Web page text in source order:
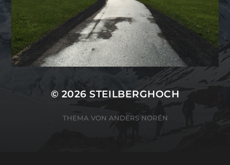
© 2026STEILBERGHOCH
THEMA VON ANDERS NORÉN